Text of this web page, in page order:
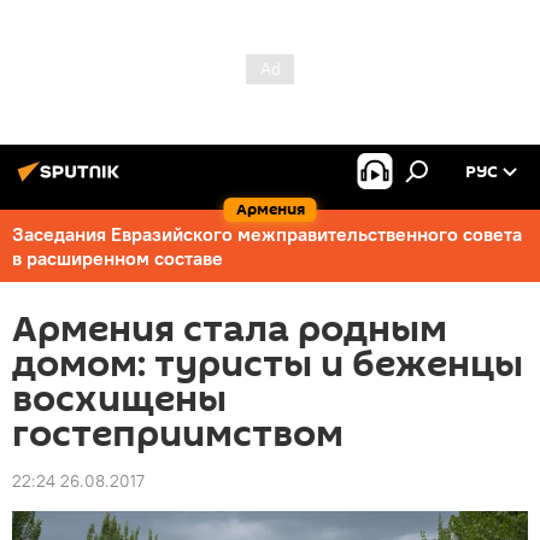
Армения
РУС
Заседания Евразийского межправительственного совета
в расширенном составе
Армения стала родным
домом: туристы и беженцы
восхищены
гостеприимством
22:24 26.08.2017